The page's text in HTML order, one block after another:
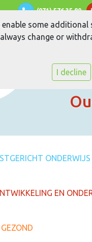
(071) 576 35 80
ONDERWIJS
EN
enable some additional
always change or
I decline